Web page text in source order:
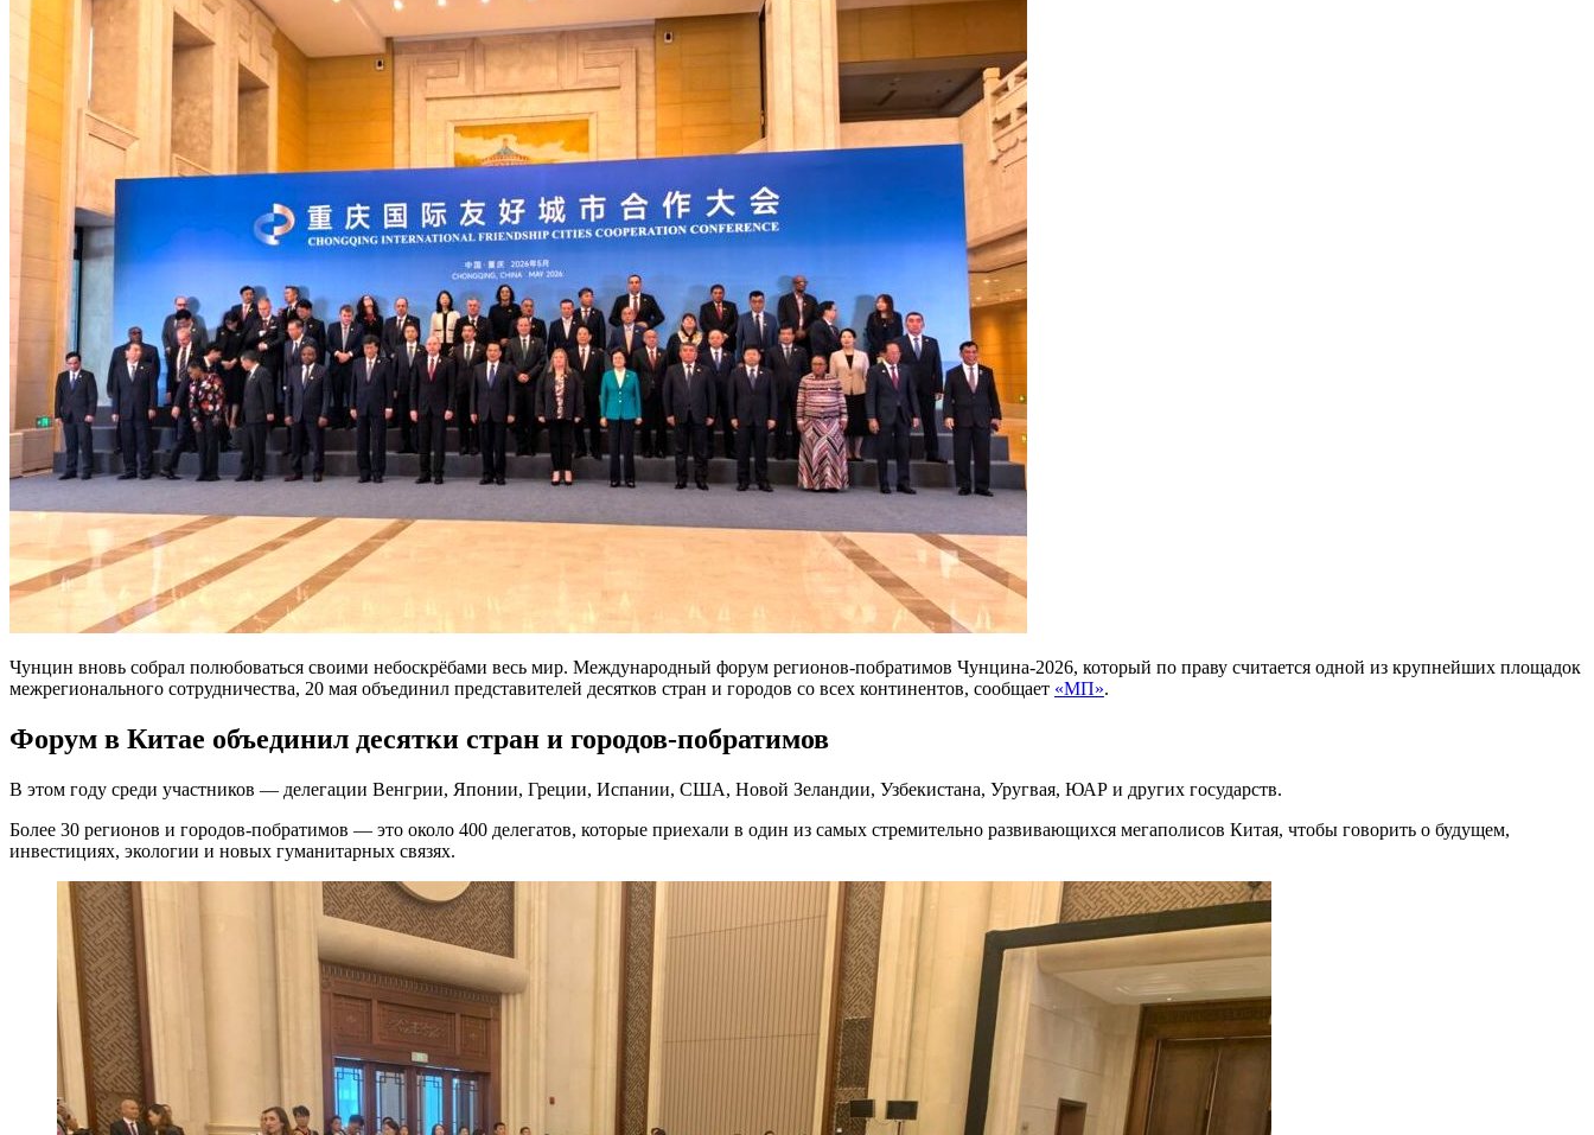
Чунцин вновь собрал полюбоваться своими небоскрёбами весь мир. Международный форум регионов-побратимов Чунцина-2026, который по праву считается одной из крупнейших площадок
межрегионального сотрудничества, 20 мая объединил представителей десятков стран и городов со всех континентов, сообщает «МП».
Форум в Китае объединил десятки стран и городов-побратимов
В этом году среди участников — делегации Венгрии, Японии, Греции, Испании, США, Новой Зеландии, Узбекистана, Уругвая, ЮАР и других государств.
Более 30 регионов и городов-побратимов — это около 400 делегатов, которые приехали в один из самых стремительно развивающихся мегаполисов Китая, чтобы говорить о будущем,
инвестициях, экологии и новых гуманитарных связях.